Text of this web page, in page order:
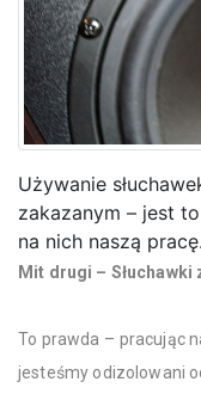
Używanie
zakazanym – jest
na nich naszą pracę.
Mit drugi –
To prawda – pracując
jesteśmy odizolowani